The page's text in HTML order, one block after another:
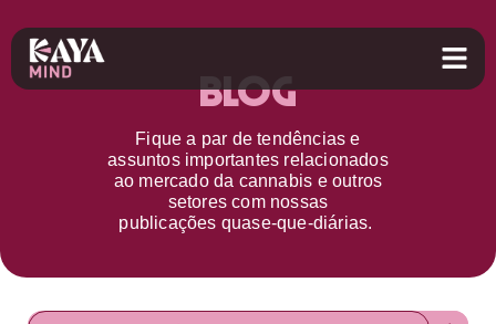
Blog
Fique a par detendências e
assuntos importantes relacionados
ao mercado da cannabis e outros
setorescom nossas
publicações quase-que-diárias.